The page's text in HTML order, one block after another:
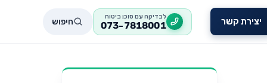
יצירת קשר לבדיקה עם סוכן ביטוח
073-7818001 חיפוש